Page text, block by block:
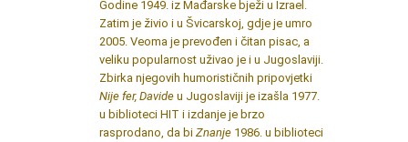
Godine 1949. iz Mađarske bježi u Izrael.
Zatim je živio i u Švicarskoj, gdje je umro
2005. Veoma je prevođen i čitan pisac, a
veliku popularnost uživao je i u Jugoslaviji.
Zbirka njegovih humorističnih pripovjetki
Nije fer, Davide u Jugoslaviji je izašla 1977.
u biblioteci HIT i izdanje je brzo
rasprodano, da bi Znanje 1986. u biblioteci